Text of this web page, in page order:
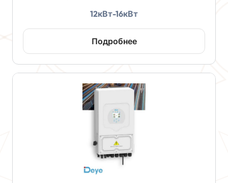
12кВт-16кВт
Подробнее